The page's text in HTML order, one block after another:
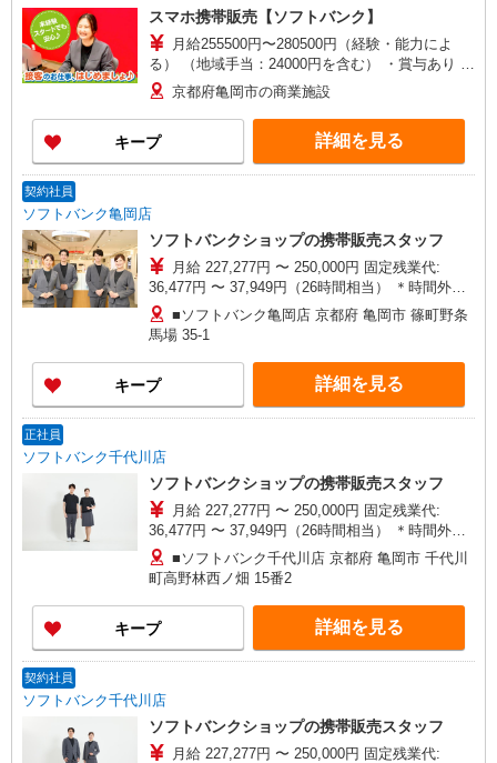
スマホ携帯販売【ソフトバンク】
月給255500円〜280500円（経験・能力によ
る） （地域手当：24000円を含む） ・賞与あり ・
時間外手当あり（平均残業時間：10h/月） ・地域
手当/職能手当あり ・Workstyle支援金（4000円/
月）あり ・実績によりインセンティブあり ★交通
費別途支給（規定あり） ゜+゜・。○。・゜
+゜・。○。・゜+゜ 入社祝い金10万円支給(規定
京都府亀岡市の商業施設
キープ 詳細を見る
契約社員
ソフトバンク亀岡店
ソフトバンクショップの携帯販売スタッフ
月給 227,277円 〜 250,000円 固定残業代:
36,477円 〜 37,949円（26時間相当） ＊時間外手
当は時間外労働の有無にかかわらず、固定残業代
として支給し、相当時間を超える時間外労働分は
法定どおり追加で支給します。 試用期間あり 3ヶ
月 ※経験・能力による 【試用期間】月給 227277
円 〜 250000 円
■ソフトバンク亀岡店 京都府 亀岡市 篠町野条
馬場 35‐1
キープ 詳細を見る
正社員
ソフトバンク千代川店
ソフトバンクショップの携帯販売スタッフ
月給 227,277円 〜 250,000円 固定残業代:
36,477円 〜 37,949円（26時間相当） ＊時間外手
当は時間外労働の有無にかかわらず、固定残業代
として支給し、相当時間を超える時間外労働分は
法定どおり追加で支給します。 試用期間あり 3ヶ
月 ※経験・能力による 【試用期間】月給 227277
円 〜 250000 円
■ソフトバンク千代川店 京都府 亀岡市 千代川
町高野林西ノ畑 15番2
キープ 詳細を見る
契約社員
ソフトバンク千代川店
ソフトバンクショップの携帯販売スタッフ
月給 227,277円 〜 250,000円 固定残業代: